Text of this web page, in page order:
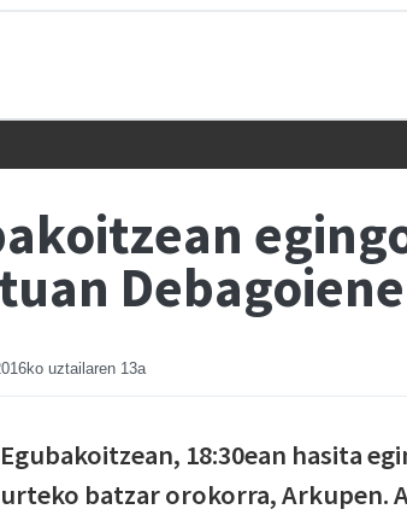
uztailaren 13a
Egubakoitzean, 18:30ean hasita
urteko batzar orokorra, Arkupen.